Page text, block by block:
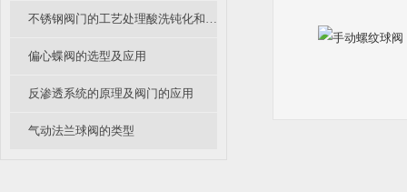
不锈钢阀门的工艺处理酸洗钝化和电解抛光是怎么回事呢？
偏心蝶阀的选型及应用
反渗透系统的原理及阀门的应用
气动法兰球阀的类型